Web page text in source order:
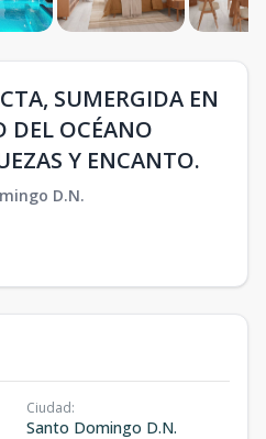
SUMERGIDA EN
DEL OCÉANO
Y ENCANTO.
D.N.
Ciudad:
Santo Domingo D.N.